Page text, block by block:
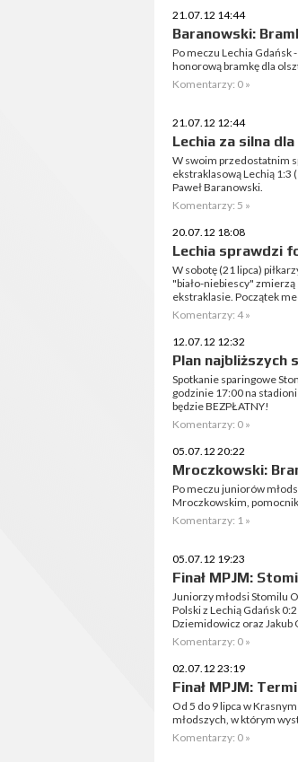
21.07.12 14:44
Baranowski:
Po meczu Lechia Gdańsk
honorową bramkę dla
Komentarzy: 0 »
21.07.12 12:44
Lechia za silna
W swoim przedostatnim
ekstraklasową Lechią 1:3
Paweł Baranowski.
Komentarzy: 5 »
20.07.12 18:08
Lechia sprawdzi
W sobotę (21 lipca)
"biało-niebiescy" zmierzą
ekstraklasie. Początek
Komentarzy: 4 »
12.07.12 12:32
Plan najbliższych
Spotkanie sparingowe
godzinie 17:00 na
będzie BEZPŁATNY!
Komentarzy: 0 »
05.07.12 20:22
Mroczkowski:
Po meczu juniorów
Mroczkowskim,
Komentarzy: 1 »
05.07.12 19:23
Finał MPJM:
Juniorzy młodsi Stomilu
Polski z Lechią Gdańsk
Dziemidowicz oraz Jakub
Komentarzy: 0 »
02.07.12 23:19
Finał MPJM:
Od 5 do 9 lipca w
młodszych, w którym
Komentarzy: 0 »